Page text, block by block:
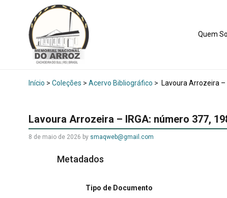
Quem
Início > Coleções > Acervo Bibliográfico > Lavoura Arrozeira –
Lavoura Arrozeira – IRGA: número 377,
8 de maio de 2026 by smaqweb@gmail.com
Metadados
Tipo de Documento